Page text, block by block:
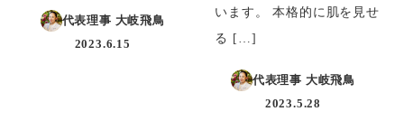
代表理事 大岐飛鳥
2023.6.15
います。 本格的に肌を見せ
る […]
代表理事 大岐飛鳥
2023.5.28